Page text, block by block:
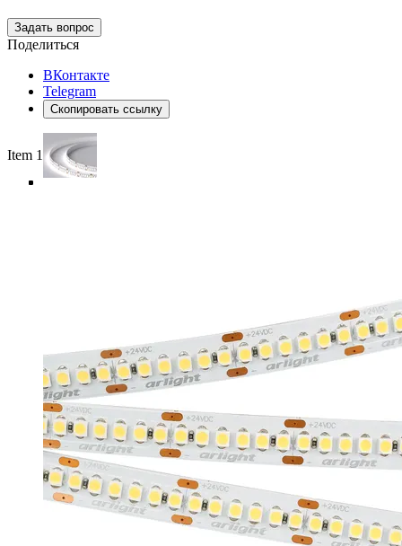
Задать вопрос
Поделиться
ВКонтакте
Telegram
Скопировать ссылку
Item 1 of 5